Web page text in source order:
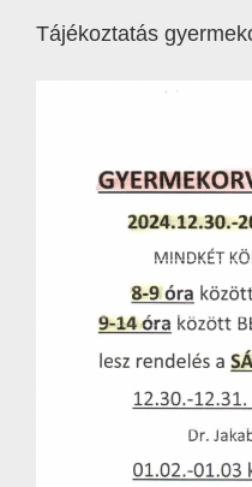
Tájékoztatás